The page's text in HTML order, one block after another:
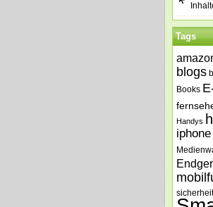
Tags
blogs
Books
Handys
iphone
sicherheit